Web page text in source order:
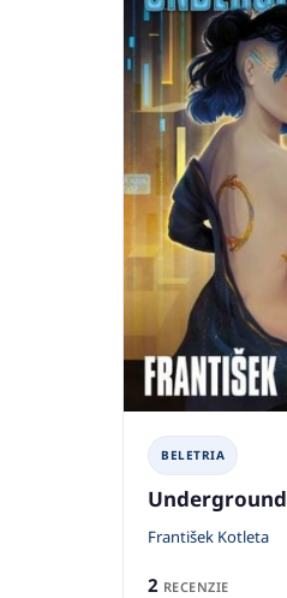
BELETRIA
Underground
František Kotleta
2 RECENZIE